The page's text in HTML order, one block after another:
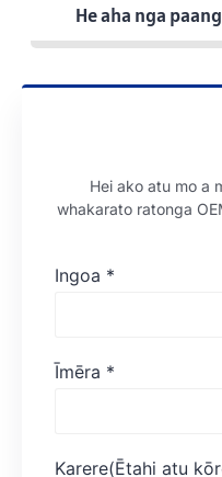
He aha nga
Hei ako atu mo a
whakarato ratonga
Ingoa *
Īmēra *
Karere(Ētahi atu